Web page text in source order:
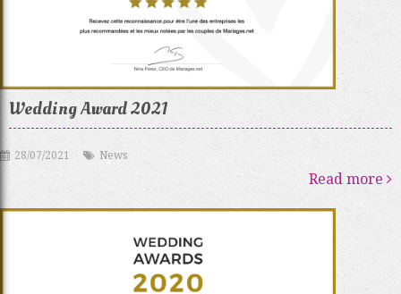
Wedding Award 2021
28/07/2021 News
Read more